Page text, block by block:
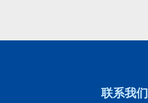
联系我们